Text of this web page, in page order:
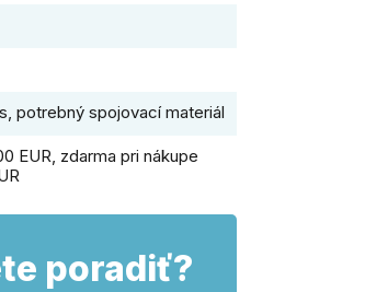
potrebný spojovací materiál
EUR, zdarma pri nákupe
poradiť?